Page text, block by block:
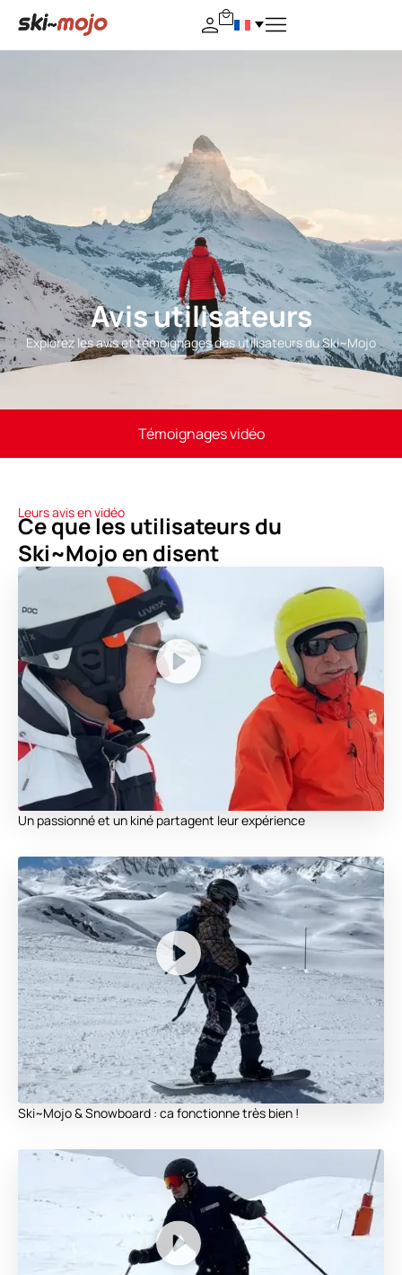
Avis utilisateurs
Explorez les avis et témoignages des utilisateurs du Ski~Mojo
Témoignages vidéo
Leurs avis en vidéo
Ce que les utilisateurs du
Ski~Mojo en disent
Un passionné et un kiné partagent leur expérience
Ski~Mojo & Snowboard : ca fonctionne très bien !